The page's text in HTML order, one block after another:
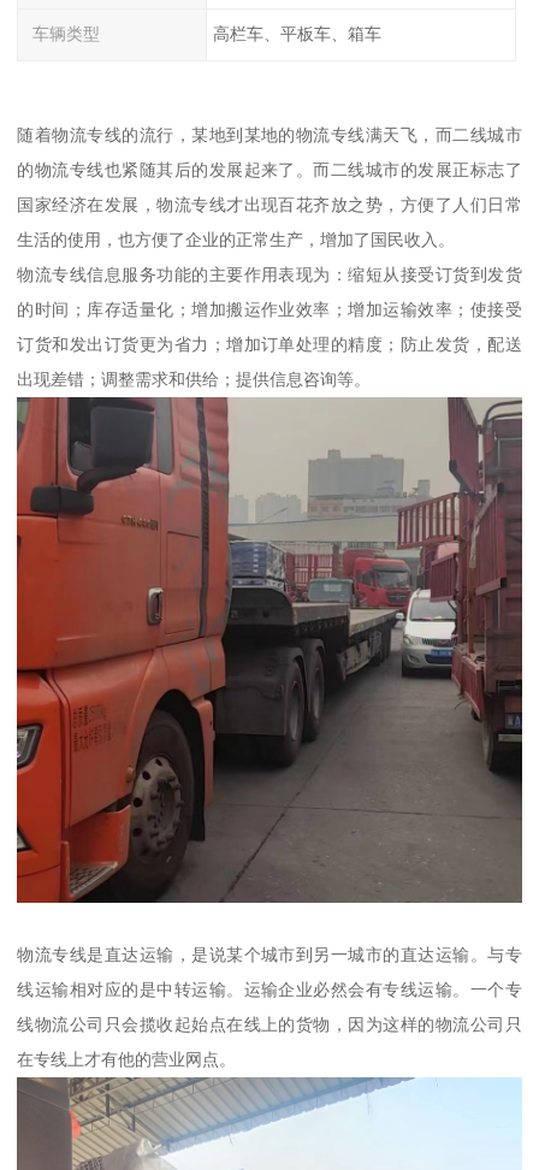
车辆类型 高栏车、平板车、箱车
随着物流专线的流行，某地到某地的物流专线满天飞，而二线城市
的物流专线也紧随其后的发展起来了。而二线城市的发展正标志了
国家经济在发展，物流专线才出现百花齐放之势，方便了人们日常
生活的使用，也方便了企业的正常生产，增加了国民收入。
物流专线信息服务功能的主要作用表现为：缩短从接受订货到发货
的时间；库存适量化；增加搬运作业效率；增加运输效率；使接受
订货和发出订货更为省力；增加订单处理的精度；防止发货，配送
出现差错；调整需求和供给；提供信息咨询等。
物流专线是直达运输，是说某个城市到另一城市的直达运输。与专
线运输相对应的是中转运输。运输企业必然会有专线运输。一个专
线物流公司只会揽收起始点在线上的货物，因为这样的物流公司只
在专线上才有他的营业网点。